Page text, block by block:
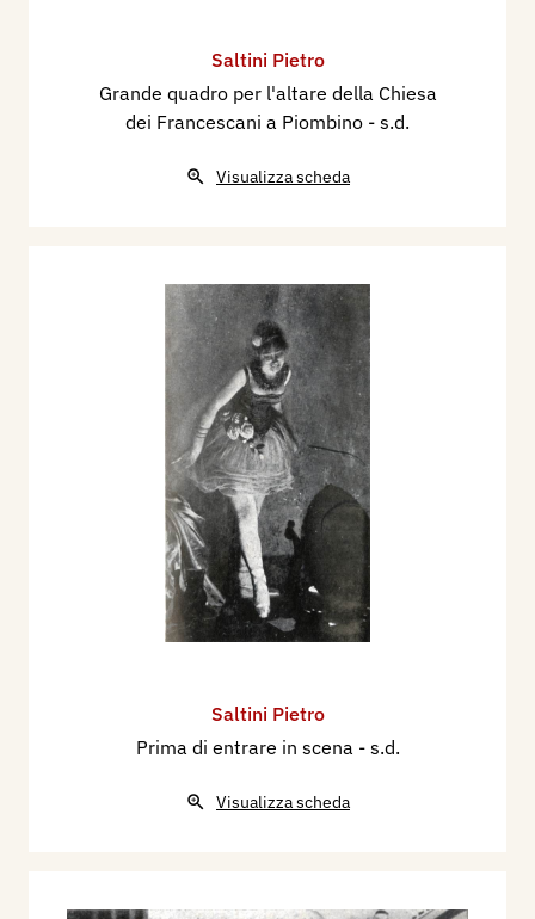
Saltini Pietro
Grande quadro per l'altare della Chiesa
dei Francescani a Piombino - s.d.
Visualizza scheda
Saltini Pietro
Prima di entrare in scena - s.d.
Visualizza scheda